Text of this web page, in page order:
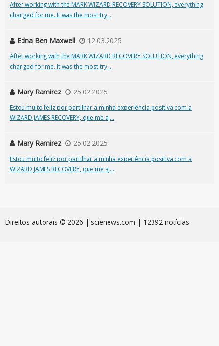
After working with the MARK WIZARD RECOVERY SOLUTION, everything
changed for me. It was the most try...
Edna Ben Maxwell 12.03.2025
After working with the MARK WIZARD RECOVERY SOLUTION, everything
changed for me. It was the most try...
Mary Ramirez 25.02.2025
Estou muito feliz por partilhar a minha experiência positiva com a
WIZARD JAMES RECOVERY, que me aj...
Mary Ramirez 25.02.2025
Estou muito feliz por partilhar a minha experiência positiva com a
WIZARD JAMES RECOVERY, que me aj...
Direitos autorais © 2026 | scienews.com | 12392 notícias